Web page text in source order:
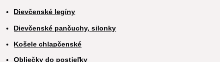
Dievčenské legíny
Dievčenské pančuchy, silonky
Košele chlapčenské
Obliečky do postieľky